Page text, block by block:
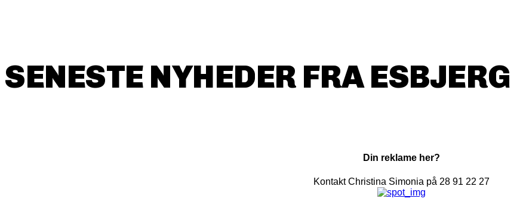
SENESTE NYHEDER FRA ESBJERG
Din reklame her?
Kontakt Christina Simonia på 28 91 22 27